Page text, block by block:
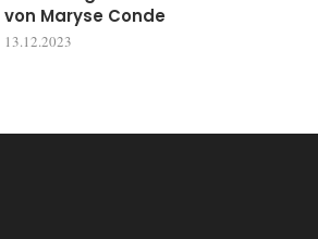
von Maryse Conde
13.12.2023